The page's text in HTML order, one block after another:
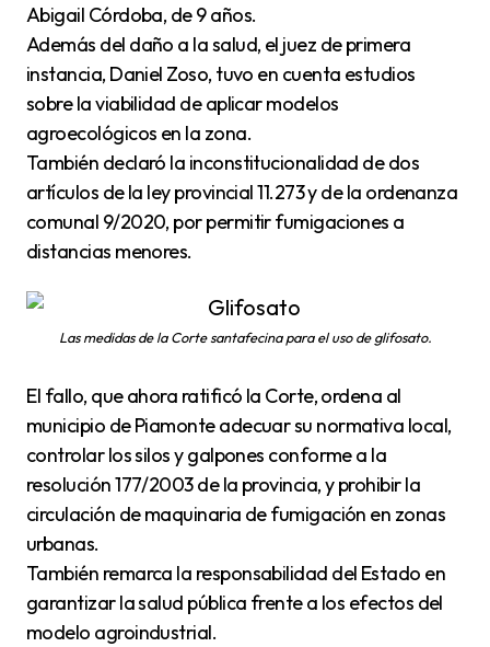
Abigail Córdoba, de 9 años.
Además del daño a la salud, el juez de primera
instancia, Daniel Zoso, tuvo en cuenta estudios
sobre la viabilidad de aplicar modelos
agroecológicos en la zona.
También declaró la inconstitucionalidad de dos
artículos de la ley provincial 11.273 y de la ordenanza
comunal 9/2020, por permitir fumigaciones a
distancias menores.
Las medidas de la Corte santafecina para el uso de glifosato.
El fallo, que ahora ratificó la Corte, ordena al
municipio de Piamonte adecuar su normativa local,
controlar los silos y galpones conforme a la
resolución 177/2003 de la provincia, y prohibir la
circulación de maquinaria de fumigación en zonas
urbanas.
También remarca la responsabilidad del Estado en
garantizar la salud pública frente a los efectos del
modelo agroindustrial.